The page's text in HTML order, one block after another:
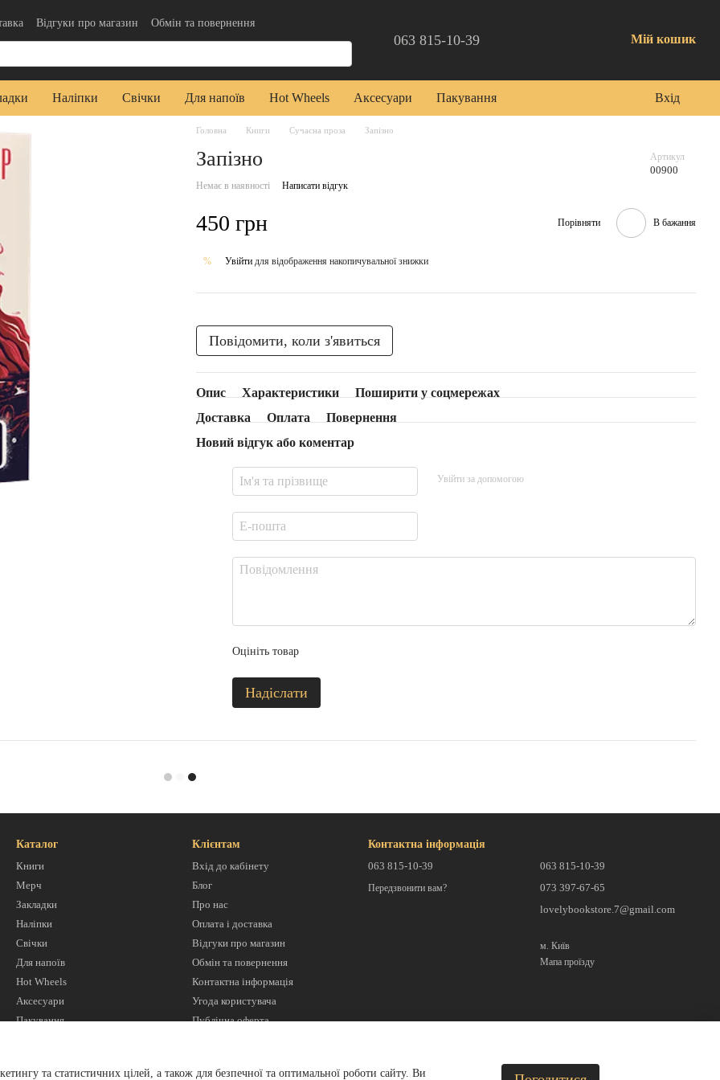
Відгуки про магазин
Обмін та повернення
користувача
Публічна оферта 063 815-10-39 Мій кошик
Наліпки Свічки Для напоїв Hot Wheels Аксесуари Пакування Вхід
Головна Книги Сучасна проза Запізно
Запізно Артикул
00900
Немає в наявності Написати відгук
450 грн Порівняти В бажання
% Увійти для відображення накопичувальної знижки
Повідомити, коли з'явиться
Опис Характеристики
Поширити у соцмережах
Доставка
Оплата
Повернення
Новий відгук або коментар
Увійти за допомогою
Оцініть товар
Надіслати
Каталог
Книги
Мерч
Закладки
Наліпки
Свічки
Для напоїв
Hot Wheels
Аксесуари
Пакування
Клієнтам
Вхід до кабінету
Блог
Про нас
Оплата і доставка
Відгуки про магазин
Обмін та повернення
Контактна інформація
Угода користувача
Публічна оферта
Контактна інформація
063 815-10-39
Передзвонити вам?
063 815-10-39
073 397-67-65
lovelybookstore.7@gmail.com
м. Київ
Мапа проїзду
та статистичних цілей, а також для безпечної та оптимальної роботи сайту. Ви